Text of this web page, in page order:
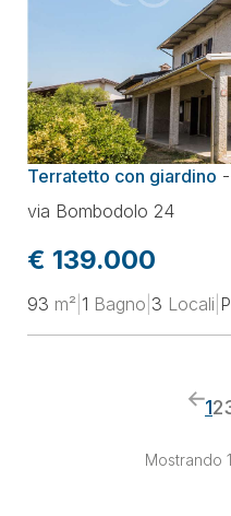
Terratetto con giardino -
via Bombodolo 24
€ 139.000
93 m² 1 Bagno 3 Locali
12
Mostrando